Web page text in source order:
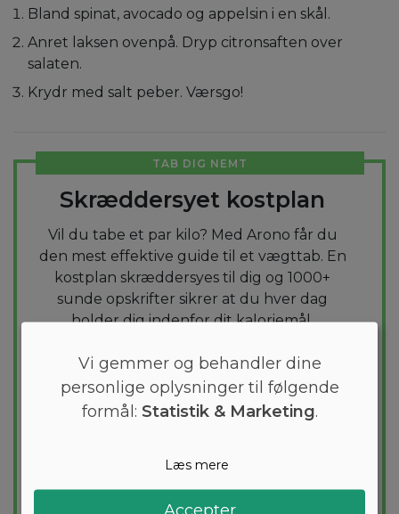
Bland spinat, avocado og appelsin i en skål.
Anret laksen ovenpå. Dryp citronsaften over
salaten.
Krydr med salt peber. Værsgo!
TAB DIG NEMT
Skræddersyet kostplan
Vil du tabe et par kilo? Med Arono får du
den mest effektive guide til et vægttab. En
kostplan skræddersyes til dig og 1000+
sunde opskrifter sikrer at du hver dag
holder dig indenfor dit kaloriemål.
PRØVGRATIS
Vi gemmer og behandler dine
personlige oplysninger til følgende
formål: Statistik & Marketing.
Læs mere
Accepter